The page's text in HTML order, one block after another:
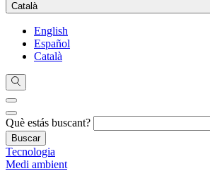
Català
English
Español
Català
Què estás buscant?
Tecnologia
Medi ambient